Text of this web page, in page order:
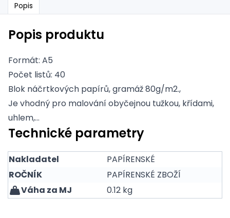
Popis
Popis produktu
Formát: A5
Počet listů: 40
Blok náčrtkových papírů, gramáž 80g/m2.,
Je vhodný pro malování obyčejnou tužkou, křídami,
uhlem,...
Technické parametry
Nakladatel
PAPÍRENSKÉ
ROČNÍK
PAPÍRENSKÉ ZBOŽÍ
Váha za MJ
0.12 kg